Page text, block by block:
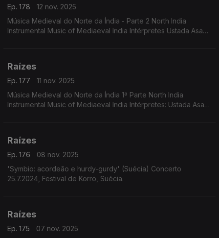
Ep. 178
12 nov. 2025
Música Medieval do Norte da Índia - Parte 2 North India
Instrumental Music of Mediaeval India Intérpretes Ustada Asad
Raízes
Ep. 177
11 nov. 2025
Música Medieval do Norte da Índia 1ª Parte North India
Instrumental Music of Mediaeval India Intérpretes: Ustada Asad
Raízes
Ep. 176
08 nov. 2025
'Symbio: acordeão e hurdy-gurdy' (Suécia) Concerto
25.7.2024, Festival de Korro, Suécia.
Raízes
Ep. 175
07 nov. 2025